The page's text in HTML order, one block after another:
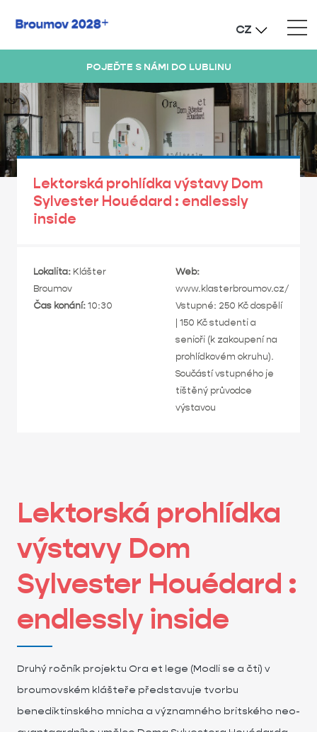
CZ
POJEĎTE S NÁMI DO LUBLINU
Lektorská prohlídka výstavy Dom
Sylvester Houédard : endlessly
inside
Lokalita: Klášter
Broumov
Čas konání:10:30
Web:
www.klasterbroumov.cz/
Vstupné: 250 Kč dospělí
| 150 Kč studenti a
senioři (k zakoupení na
prohlídkovém okruhu).
Součástí vstupného je
tištěný průvodce
výstavou
Lektorská prohlídka
výstavy Dom
Sylvester Houédard :
endlessly inside
Druhý ročník projektu Ora et lege (Modli se a čti) v
broumovském klášteře představuje tvorbu
benediktinského mnicha a významného britského neo-